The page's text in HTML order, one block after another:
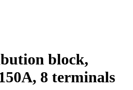
block,
8 terminals